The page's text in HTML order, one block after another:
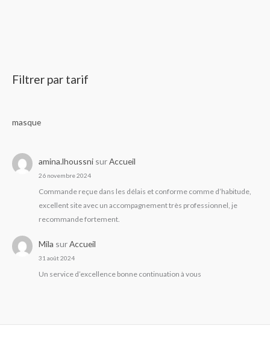
Filtrer par tarif
masque
amina.lhoussni surAccueil
26 novembre 2024
Commande reçue dans les délais et conforme comme d’habitude,
excellent site avec un accompagnement très professionnel, je
recommande fortement.
Mila surAccueil
31 août 2024
Un service d’excellence bonne continuation à vous